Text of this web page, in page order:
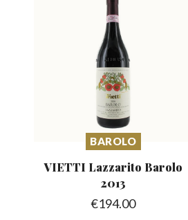
BAROLO
VIETTI Lazzarito Barolo
2013
€194.00